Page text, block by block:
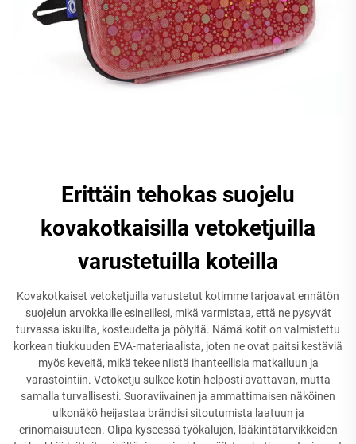
Erittäin tehokas suojelu
kovakotkaisilla vetoketjuilla
varustetuilla koteilla
Kovakotkaiset vetoketjuilla varustetut kotimme tarjoavat ennätön
suojelun arvokkaille esineillesi, mikä varmistaa, että ne pysyvät
turvassa iskuilta, kosteudelta ja pölyltä. Nämä kotit on valmistettu
korkean tiukkuuden EVA-materiaalista, joten ne ovat paitsi kestäviä
myös keveitä, mikä tekee niistä ihanteellisia matkailuun ja
varastointiin. Vetoketju sulkee kotin helposti avattavan, mutta
samalla turvallisesti. Suoraviivainen ja ammattimaisen näköinen
ulkonäkö heijastaa brändisi sitoutumista laatuun ja
erinomaisuuteen. Olipa kyseessä työkalujen, lääkintätarvikkeiden